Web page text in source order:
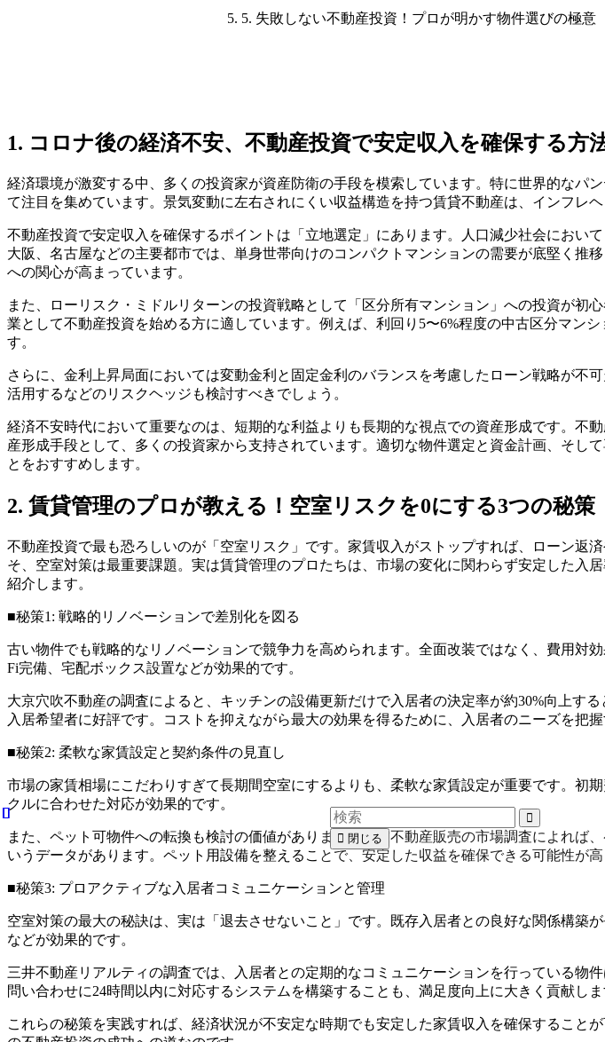
5. 失敗しない不動産投資！プロが明かす物件選びの極意
1. コロナ後の経済不安、不動産投資で安定収入を確保する方
経済環境が激変する中、多くの投資家が資産防衛の手段を模索しています。特に世界的なパ
て注目を集めています。景気変動に左右されにくい収益構造を持つ賃貸不動産は、インフレ
不動産投資で安定収入を確保するポイントは「立地選定」にあります。人口減少社会におい
大阪、名古屋などの主要都市では、単身世帯向けのコンパクトマンションの需要が底堅く
への関心が高まっています。
また、ローリスク・ミドルリターンの投資戦略として「区分所有マンション」への投資が
業として不動産投資を始める方に適しています。例えば、利回り5〜6%程度の中古区分マン
す。
さらに、金利上昇局面においては変動金利と固定金利のバランスを考慮したローン戦略が
活用するなどのリスクヘッジも検討すべきでしょう。
経済不安時代において重要なのは、短期的な利益よりも長期的な視点での資産形成です。
産形成手段として、多くの投資家から支持されています。適切な物件選定と資金計画、そし
とをおすすめします。
2. 賃貸管理のプロが教える！空室リスクを0にする3つの秘策
不動産投資で最も恐ろしいのが「空室リスク」です。家賃収入がストップすれば、ローン返
そ、空室対策は最重要課題。実は賃貸管理のプロたちは、市場の変化に関わらず安定した
紹介します。
■秘策1: 戦略的リノベーションで差別化を図る
古い物件でも戦略的なリノベーションで競争力を高められます。全面改装ではなく、費用
Fi完備、宅配ボックス設置などが効果的です。
大京穴吹不動産の調査によると、キッチンの設備更新だけで入居者の決定率が約30%向上
入居希望者に好評です。コストを抑えながら最大の効果を得るために、入居者のニーズを把握
■秘策2: 柔軟な家賃設定と契約条件の見直し
市場の家賃相場にこだわりすぎて長期間空室にするよりも、柔軟な家賃設定が重要です。初
クルに合わせた対応が効果的です。
また、ペット可物件への転換も検討の価値があります。住友不動産販売の市場調査によれば
いうデータがあります。ペット用設備を整えることで、安定した収益を確保できる可能性が高
■秘策3: プロアクティブな入居者コミュニケーションと管理
空室対策の最大の秘訣は、実は「退去させないこと」です。既存入居者との良好な関係構
などが効果的です。
三井不動産リアルティの調査では、入居者との定期的なコミュニケーションを行っている物
問い合わせに24時間以内に対応するシステムを構築することも、満足度向上に大きく貢献しま
これらの秘策を実践すれば、経済状況が不安定な時期でも安定した家賃収入を確保するこ
閉じる